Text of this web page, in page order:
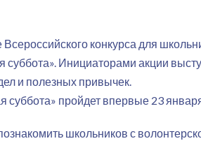
конкурса для
суббота». Инициаторами акции
и полезных привычек.
суббота» пройдет впервые 23
школьников с